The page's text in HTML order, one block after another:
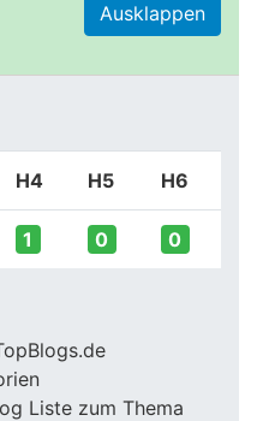
Ausklappen
H4 H5 H6
1 0 0
Liste zum Thema